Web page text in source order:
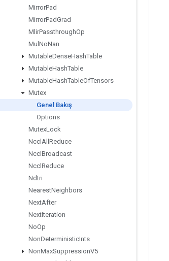
MirrorPad
MirrorPadGrad
MlirPassthroughOp
Mul NoNan
MutableDenseHashTable
MutableHashTable
MutableHashTableOfTensors
Mutex
Genel Bakış
Options
MutexLock
Nccl All Reduce
Nccl Broadcast
Nccl Reduce
Ndtri
NearestNeighbors
NextAfter
NextIteration
NoOp
NonDeterministicInts
NonMaxSuppressionV5